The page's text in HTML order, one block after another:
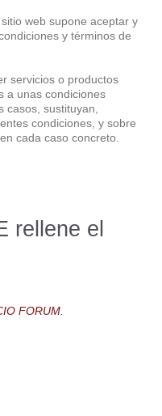
web supone aceptar y
y términos de
servicios o productos
a unas condiciones
casos, sustituyan,
condiciones, y sobre
cada caso concreto.
rellene el
FORUM.